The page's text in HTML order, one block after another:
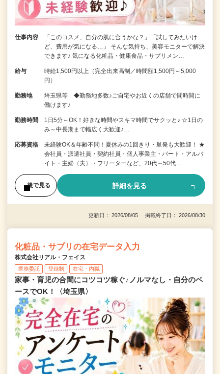
仕事内容
「このコスメ、自分の肌に合うかな？」「試してみたいけ
ど、費用が気になる…」 そんな気持ち、美容モニターで解決
できます♪ 気になる化粧品・健康食品・サプリメン…
給与
時給1,500円以上（完全出来高制／時間額1,500円～5,000
円）
勤務地
埼玉県等 ◆勤務地多数♪ご自宅やお近くの店舗で間時間に
働けます♪
勤務時間
1日5分～OK！好きな時間やスキマ時間でサクッと♪ ☆1日の
み～中長期まで幅広く大歓迎♪…
応募資格
未経験OK＆年齢不問！夏休みの1回きり・単発も大歓迎！ ★
会社員・派遣社員・契約社員・個人事業主・パート・アルバ
イト・主婦（夫）・フリーターなど、20代～50代…
後で見る 詳細を見る
更新日： 2026/08/05 掲載終了日： 2026/08/30
化粧品・サプリの在宅データ入力
株式会社リアル・フェイス
業務委託 登録制 在宅・内職
家事・育児の合間にコツコツ稼ぐ♪ノルマなし・自分のペ
ースでOK！〈埼玉県〉